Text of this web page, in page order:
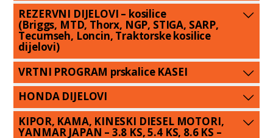
REZERVNI DIJELOVI – kosilice
(Briggs, MTD, Thorx, NGP, STIGA, SARP,
Tecumseh, Loncin, Traktorske kosilice
dijelovi)
VRTNI PROGRAM prskalice KASEI
HONDA DIJELOVI
KIPOR, KAMA, KINESKI DIESEL MOTORI,
YANMAR JAPAN – 3.8 KS, 5.4 KS, 8.6 KS –